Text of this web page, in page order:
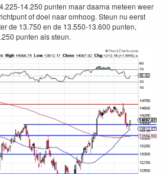
14.250 punten maar daarna meteen weer
of doel naar omhoog. Steun nu eerst
de 13.750 en de 13.550-13.600 punten,
punten als steun.